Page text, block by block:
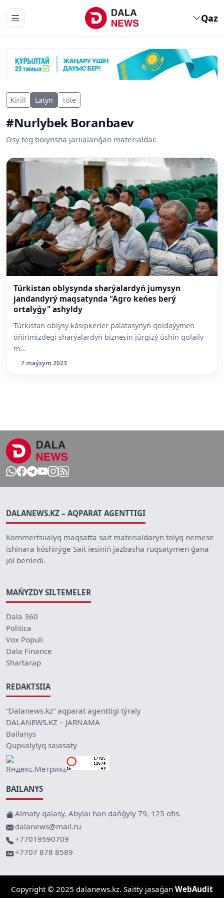
Qaz
Kirill Latyn Tóte
#Nurlybek Boranbaev
Osy teg boiynsha jariialanǵan materialdar.
Túrkistan oblysynda sharýalardyń jumysyn
jandandyrý maqsatynda "Agro keńes berý
ortalyǵy" ashyldy
Túrkistan oblysy kásipkerler palatasynyń qoldaýymen
óńirimizdegi sharýalardyń biznesin júrgizý úshin qolaily
m...
7 maýsym 2023
DALANEWS.KZ – AQPARAT AGENTTIGI
Kommertsiialyq maqsatta sait materialdaryn tolyq nemese
ishinara kóshirýge Sait iesiniń jazbasha ruqsatymen ǵana
jol beriledi.
MAŃYZDY SILTEMELER
Dala 360
Politica
Vox Populi
Dala Finance
Shartarap
REDAKTSIIA
“Dalanews.kz” aqparat agenttigi týraly
DALANEWS.KZ – JARNAMA
Bailanys
Qupiialylyq saiasaty
BAILANYS
Almaty qalasy, Abylai han dańǵyly 79, 125 ofis.
dalanews@mail.ru
+77019590709
+7707 878 8589
Copyright © 2025 dalanews.kz. Saitty jasaǵan WebAudit